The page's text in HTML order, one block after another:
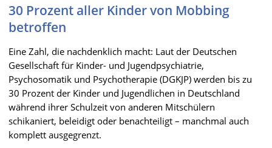
30 Prozent aller Kinder von Mobbing
betroffen
Eine Zahl, die nachdenklich macht: Laut der Deutschen
Gesellschaft für Kinder- und Jugendpsychiatrie,
Psychosomatik und Psychotherapie (DGKJP) werden bis zu
30 Prozent der Kinder und Jugendlichen in Deutschland
während ihrer Schulzeit von anderen Mitschülern
schikaniert, beleidigt oder benachteiligt – manchmal auch
komplett ausgegrenzt.